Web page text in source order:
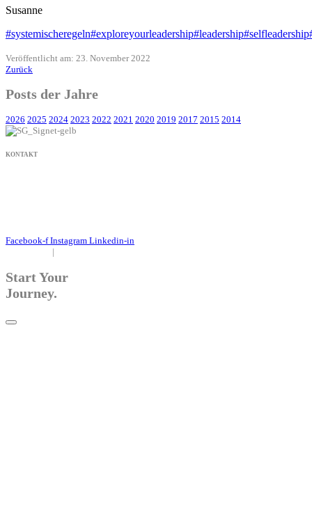
Susanne
#systemischeregeln#exploreyourleadership#leadership#selfleadership
Veröffentlicht am: 23. November 2022
Zurück
Posts der Jahre
2026 2025 2024 2023 2022 2021 2020 2019 2017 2015 2014
KONTAKT
Facebook-f Instagram Linkedin-in
|
Start Your
Journey.